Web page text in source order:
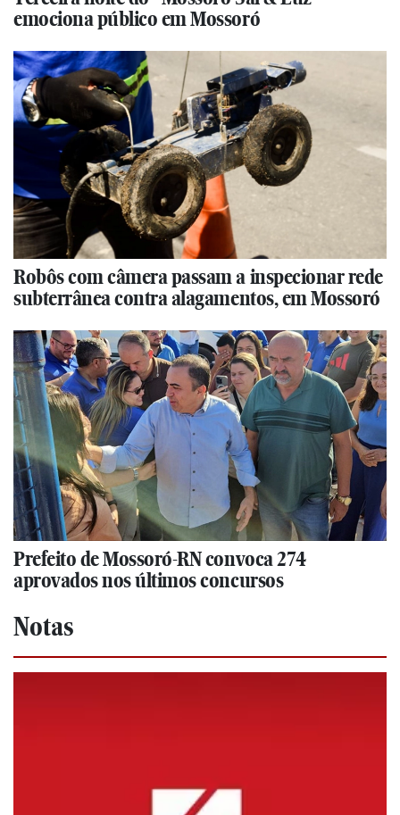
emociona público em Mossoró
Robôs com câmera passam a inspecionar rede
subterrânea contra alagamentos, em Mossoró
Prefeito de Mossoró-RN convoca 274
aprovados nos últimos concursos
Notas